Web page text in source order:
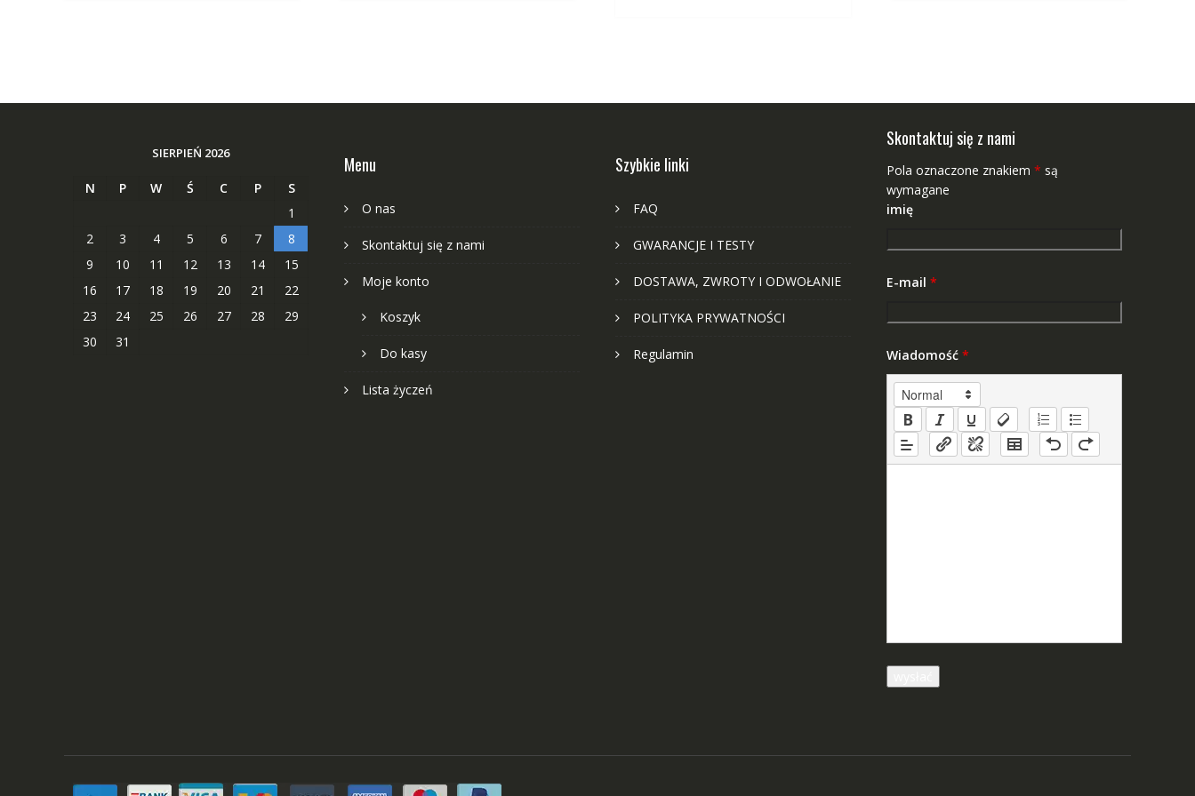
SIERPIEŃ 2026
N P W Ś C P
S
1
2
3 4 5 6 7
8
9
10 11 12 13 14
15
16
17 18 19 20 21
22
23
24 25 26 27 28
29
30
31
Menu
O nas
Skontaktuj się z nami
Moje konto
Koszyk
Do kasy
Lista życzeń
Szybkie linki
FAQ
GWARANCJE I TESTY
DOSTAWA, ZWROTY I ODWOŁANIE
POLITYKA PRYWATNOŚCI
Regulamin
Skontaktuj się z nami
Pola oznaczone znakiem * są
wymagane
imię
E-mail *
Wiadomość *